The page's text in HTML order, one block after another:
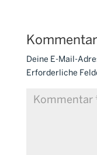
Deine E-Mail-
Erforderliche